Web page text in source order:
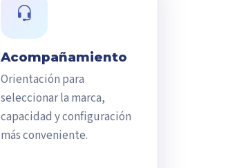
Acompañamiento
Orientación para
seleccionar la marca,
capacidad y configuración
más conveniente.